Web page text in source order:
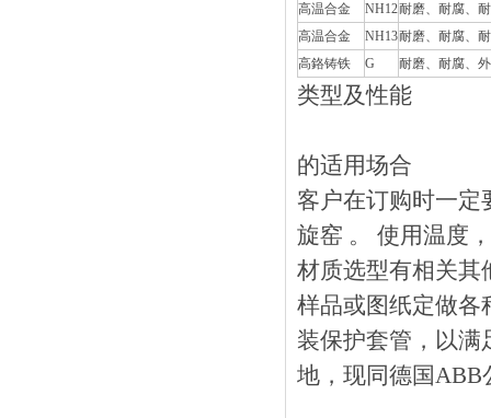
高温合金
NH12耐磨、耐腐
高温合金
NH13耐磨、耐腐、
高鉻铸铁
G 耐磨、耐腐
类型及性能
的适用场合
客户在订购时一定
旋窑 。 使用温
材质选型有相关其
样品或图纸定做各
装保护套管，以
地，现同德国